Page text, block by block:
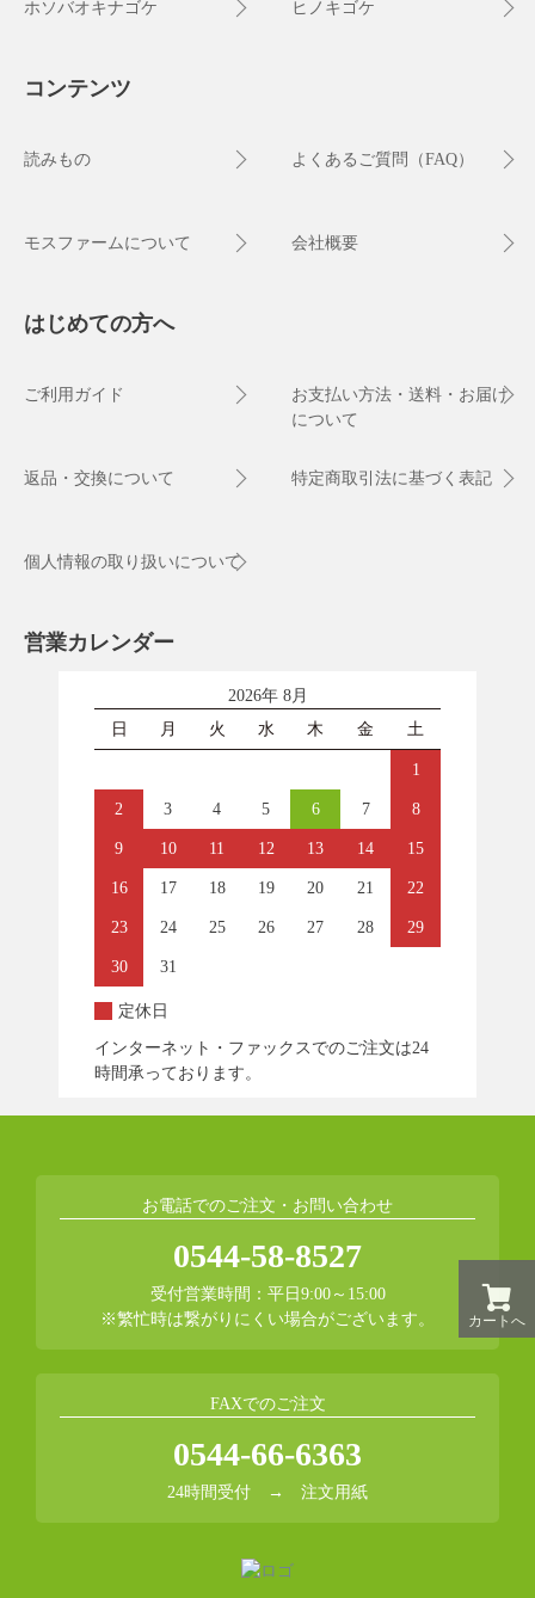
カートへ
ホソバオキナゴケ ヒノキゴケ
コンテンツ
読みもの よくあるご質問（FAQ）
モスファームについて 会社概要
はじめての方へ
ご利用ガイド
お支払い方法・送料・お届け
について
返品・交換について 特定商取引法に基づく表記
個人情報の取り扱いについて
営業カレンダー
2026年 8月
日
月 火 水 木 金 土
1
2 3 4 5 6 7 8
9 10 11 12 13 14 15
16 17 18 19 20 21 22
23 24 25 26 27 28 29
30 31
定休日
インターネット・ファックスでのご注文は24
時間承っております。
お電話でのご注文・お問い合わせ
0544-58-8527
受付営業時間：平日9:00～15:00
※繁忙時は繋がりにくい場合がございます。
FAXでのご注文
0544-66-6363
24時間受付 → 注文用紙